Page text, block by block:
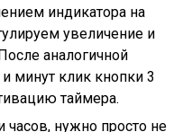
индикатора на
увеличение и
аналогичной
минут клик кнопки 3
таймера.
часов, нужно просто не